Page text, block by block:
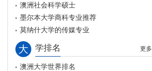
澳洲社会科学硕士
墨尔本大学商科专业推荐
莫纳什大学的传媒专业
大 学排名 更多
澳洲大学世界排名